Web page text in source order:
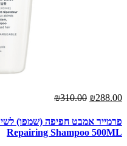
₪288.00
₪310.00
Repairing Shampoo 500ML